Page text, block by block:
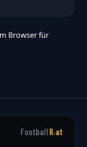
Browser für
FootballR.at